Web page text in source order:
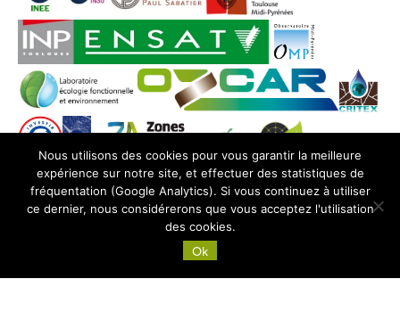
Nous utilisons des cookies pour vous garantir la meilleure
expérience sur notre site, et effectuer des statistiques de
fréquentation (Google Analytics). Si vous continuez à utiliser
ce dernier, nous considérerons que vous acceptez l'utilisation
des cookies.
Ok